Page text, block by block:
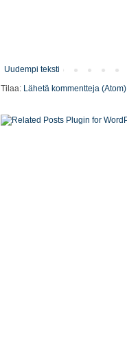
Uudempi teksti
Tilaa: Lähetä kommentteja (Atom)